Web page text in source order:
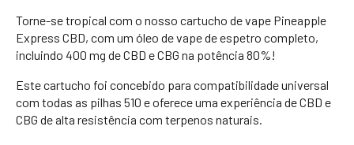
Torne-se tropical com o nosso cartucho de vape Pineapple
Express CBD, com um óleo de vape de espetro completo,
incluindo 400 mg de CBD e CBG na potência 80%!
Este cartucho foi concebido para compatibilidade universal
com todas as pilhas 510 e oferece uma experiência de CBD e
CBG de alta resistência com terpenos naturais.